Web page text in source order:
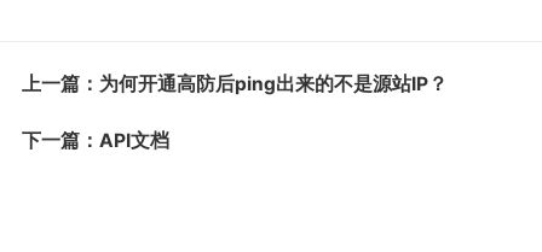
上一篇：为何开通高防后ping出来的不是源站IP？
下一篇：API文档